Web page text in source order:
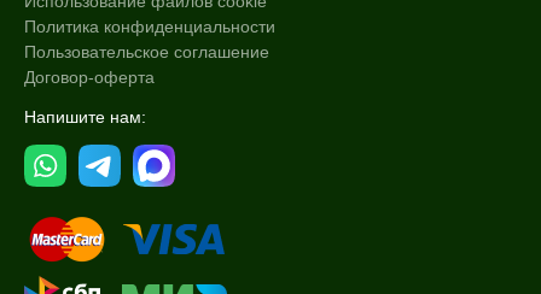
Вокруг глаз
Декольте
Показать еще
фл
1 флакон
2 мл
Показать еще
Политика конфиденциальности
Пользовательское соглашение
Договор-оферта
Напишите нам: